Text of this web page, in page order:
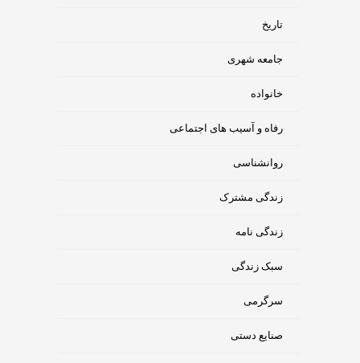
تاریخ
جامعه شهری
خانواده
رفاه و آسیب های اجتماعی
روانشناسی
زندگی مشترک
زندگی نامه
سبک زندگی
سرگرمی
صنایع دستی